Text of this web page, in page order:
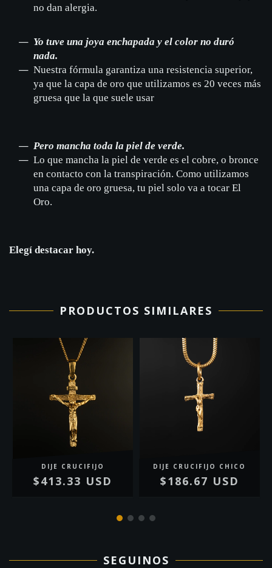
no dan alergia.
Yo tuve una joya enchapada y el color no duró
nada.
Nuestra fórmula garantiza una resistencia superior,
ya que la capa de oro que utilizamos es 20 veces más
gruesa que la que suele usar
Pero mancha toda la piel de verde.
Lo que mancha la piel de verde es el cobre, o bronce
en contacto con la transpiración. Como utilizamos
una capa de oro gruesa, tu piel solo va a tocar El
Oro.
Elegí destacar hoy.
PRODUCTOS SIMILARES
DIJE CRUCIFIJO
$413.33 USD
DIJE CRUCIFIJO CHICO
$186.67 USD
SEGUINOS